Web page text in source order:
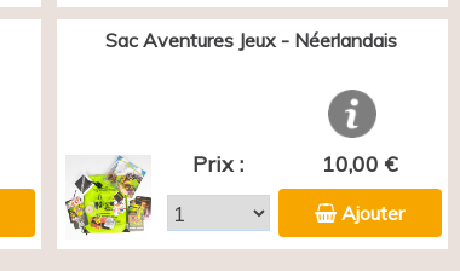
Sac Aventures Jeux - Néerlandais
Prix : 10,00 €
Ajouter